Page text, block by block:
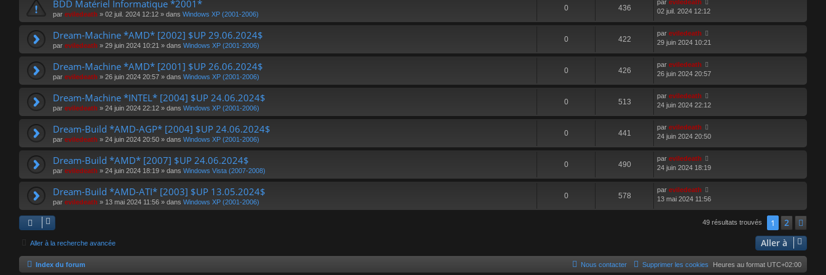
BDD Matériel Informatique *2001*
par eviledeath » 02 juil. 2024 12:12 » dans Windows XP (2001-2006)
0 436
par eviledeath
02 juil. 2024 12:12
Dream-Machine *AMD* [2002] $UP 29.06.2024$
par eviledeath » 29 juin 2024 10:21 » dans Windows XP (2001-2006)
0 422
par eviledeath
29 juin 2024 10:21
Dream-Machine *AMD* [2001] $UP 26.06.2024$
par eviledeath » 26 juin 2024 20:57 » dans Windows XP (2001-2006)
0 426
par eviledeath
26 juin 2024 20:57
Dream-Machine *INTEL* [2004] $UP 24.06.2024$
par eviledeath » 24 juin 2024 22:12 » dans Windows XP (2001-2006)
0 513
par eviledeath
24 juin 2024 22:12
Dream-Build *AMD-AGP* [2004] $UP 24.06.2024$
par eviledeath » 24 juin 2024 20:50 » dans Windows XP (2001-2006)
0 441
par eviledeath
24 juin 2024 20:50
Dream-Build *AMD* [2007] $UP 24.06.2024$
par eviledeath » 24 juin 2024 18:19 » dans Windows Vista (2007-2008)
0 490
par eviledeath
24 juin 2024 18:19
Dream-Build *AMD-ATI* [2003] $UP 13.05.2024$
par eviledeath » 13 mai 2024 11:56 » dans Windows XP (2001-2006)
0 578
par eviledeath
13 mai 2024 11:56
49 résultats trouvés 1 2
Aller à la recherche avancée Aller à
Index du forum Heures au format UTC+02:00
Supprimer les cookies
Nous contacter